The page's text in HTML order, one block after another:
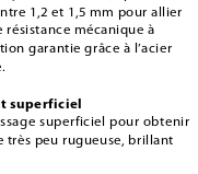
1,2 et 1,5 mm pour allier
résistance mécanique à
garantie grâce à l’acier
superficiel
superficiel pour obtenir
très peu rugueuse, brillant